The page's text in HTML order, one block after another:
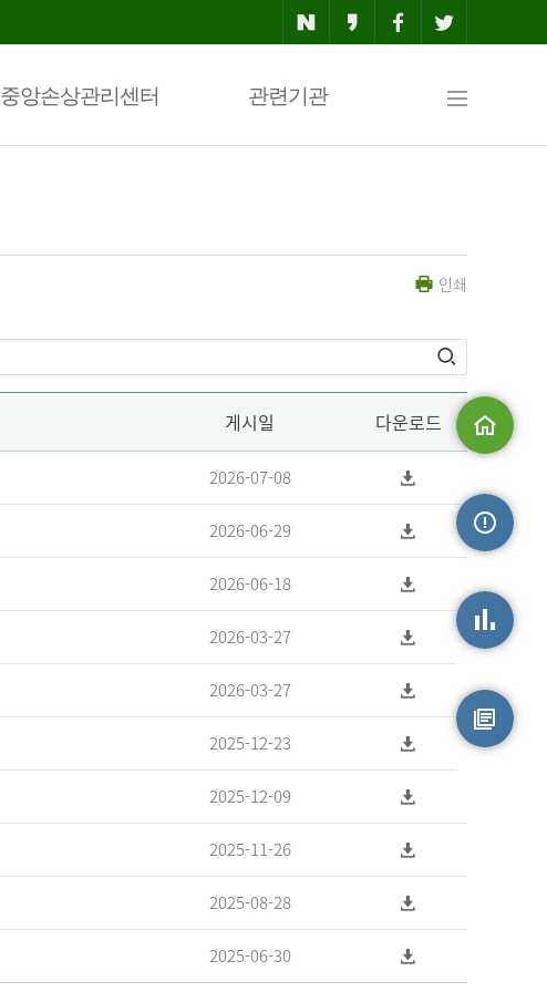
중앙손상관리센터 관련기관
맵
인쇄
게시일 다운로드
2026-07-08
2026-06-29
2026-06-18
2026-03-27
2026-03-27
2025-12-23
2025-12-09
2025-11-26
2025-08-28
2025-06-30